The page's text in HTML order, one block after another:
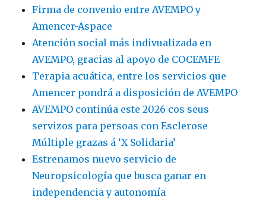
Firma de convenio entre AVEMPO y
Amencer-Aspace
Atención social más indivualizada en
AVEMPO, gracias al apoyo de COCEMFE
Terapia acuática, entre los servicios que
Amencer pondrá a disposición de AVEMPO
AVEMPO continúa este 2026 cos seus
servizos para persoas con Esclerose
Múltiple grazas á ‘X Solidaria’
Estrenamos nuevo servicio de
Neuropsicología que busca ganar en
independencia y autonomía